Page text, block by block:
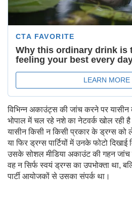
विभिन्न अकाउंट्स की जांच करने पर
भोपाल में चल रहे नशे का नेटवर्क खोल रही
यासीन किसी न किसी प्रकार के ड्रग्स को
या फिर ड्रग्स पार्टियों में उनके फोटो
उसके सोशल मीडिया अकाउंट की गहन जांच
वह न सिर्फ स्वयं ड्रग्स का उपभोक्ता था,
पार्टी आयोजकों से उसका संपर्क था।